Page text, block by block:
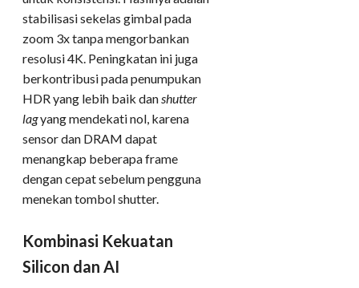
stabilisasi sekelas gimbal pada
zoom 3x tanpa mengorbankan
resolusi 4K. Peningkatan ini juga
berkontribusi pada penumpukan
HDR yang lebih baik danshutter
lagyang mendekati nol, karena
sensor dan DRAM dapat
menangkap beberapa frame
dengan cepat sebelum pengguna
menekan tombol shutter.
Kombinasi Kekuatan
Silicon dan AI